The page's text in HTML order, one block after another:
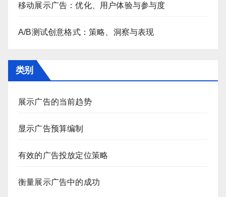
移动展示广告：优化、用户体验与参与度
A/B测试创意格式：策略、洞察与表现
类别
展示广告的当前趋势
显示广告预算编制
有效的广告投放定位策略
衡量展示广告中的成功